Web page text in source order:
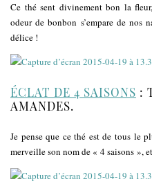
Ce thé sent divinement bon la
odeur de bonbon s’empare de nos
délice !
ÉCLAT DE 4 SAISONS :
AMANDES.
Je pense que ce thé est de tous le
merveille son nom de « 4 saisons »,